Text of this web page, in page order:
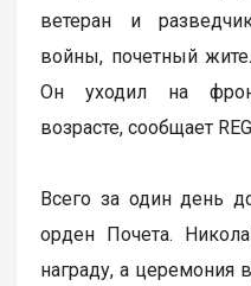
ветеран и
войны, почетный
Он уходил на
возрасте, сообщает
Всего за один день
орден Почета.
награду, а церемония